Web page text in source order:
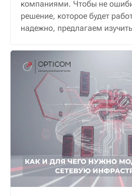
компаниями. Чтобы не
решение, которое будет
надежно, предлагаем